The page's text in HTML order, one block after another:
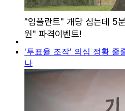
'투표율 조작' 의심 정황 줄
나